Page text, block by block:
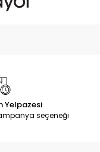
Yelpazesi
seçeneği